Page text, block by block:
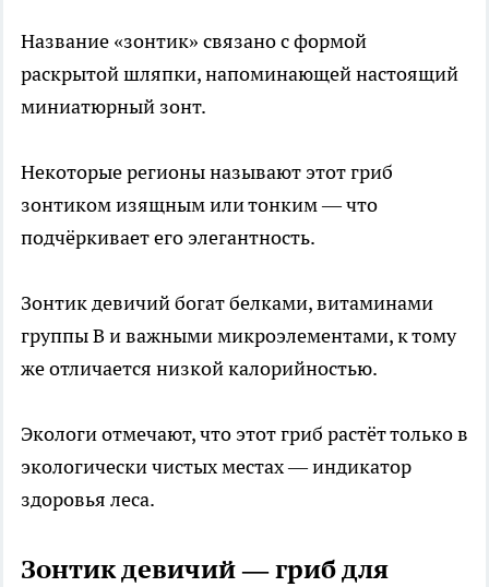
Название «зонтик» связано с формой
раскрытой шляпки, напоминающей настоящий
миниатюрный зонт.
Некоторые регионы называют этот гриб
зонтиком изящным или тонким — что
подчёркивает его элегантность.
Зонтик девичий богат белками, витаминами
группы B и важными микроэлементами, к тому
же отличается низкой калорийностью.
Экологи отмечают, что этот гриб растёт только в
экологически чистых местах — индикатор
здоровья леса.
Зонтик девичий — гриб для